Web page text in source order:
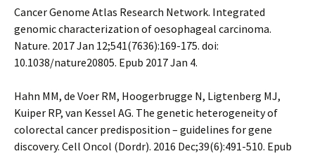
Cancer Genome Atlas Research Network. Integrated
genomic characterization of oesophageal carcinoma.
Nature. 2017 Jan 12;541(7636):169-175. doi:
10.1038/nature20805. Epub 2017 Jan 4.
Hahn MM, de Voer RM, Hoogerbrugge N, Ligtenberg MJ,
Kuiper RP, van Kessel AG. The genetic heterogeneity of
colorectal cancer predisposition – guidelines for gene
discovery. Cell Oncol (Dordr). 2016 Dec;39(6):491-510. Epub